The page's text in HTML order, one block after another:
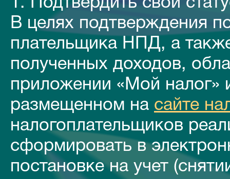
1. Подтвердить свой
В целях подтверждения
плательщика НПД, а
полученных доходов,
приложении «Мой налог»
размещенном на сайте
налогоплательщиков
сформировать в
постановке на учет